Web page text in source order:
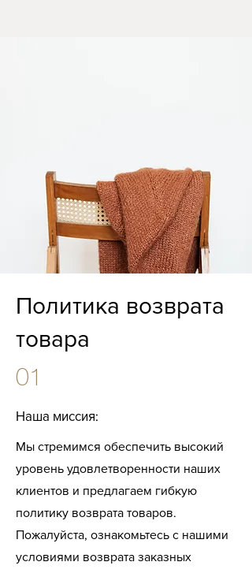
Политика возврата
товара
01
Наша миссия:
Мы стремимся обеспечить высокий
уровень удовлетворенности наших
клиентов и предлагаем гибкую
политику возврата товаров.
Пожалуйста, ознакомьтесь с нашими
условиями возврата заказных